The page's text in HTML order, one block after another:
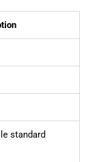
standard